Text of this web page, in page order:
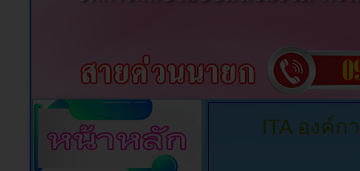
ITAองค์ก